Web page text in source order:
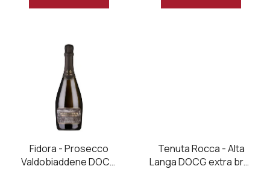
Fidora - Prosecco
Valdobiaddene DOCG
Tenuta Rocca - Alta
Langa DOCG extra brut